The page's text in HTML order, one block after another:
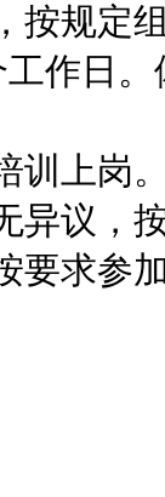
按规定
作日
上岗。
异议，
要求参